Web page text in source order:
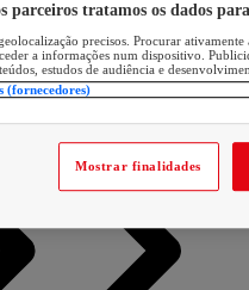
parceiros tratamos os dados
precisos. Procurar
a informações num dispositivo.
estudos de audiência e
(fornecedores)
Mostrar finalidades